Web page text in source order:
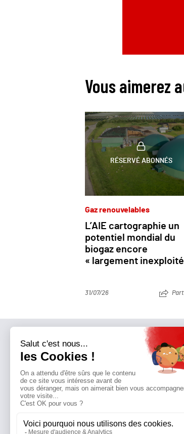
Vous aimerez
RÉSERVÉ ABONNÉS
Gaz renouvelables
L’AIE cartographie un
potentiel mondial du
biogaz encore
« largement
31/07/26
QUI SOMMES-NOUS? MENTIONS LÉGALESNOUS